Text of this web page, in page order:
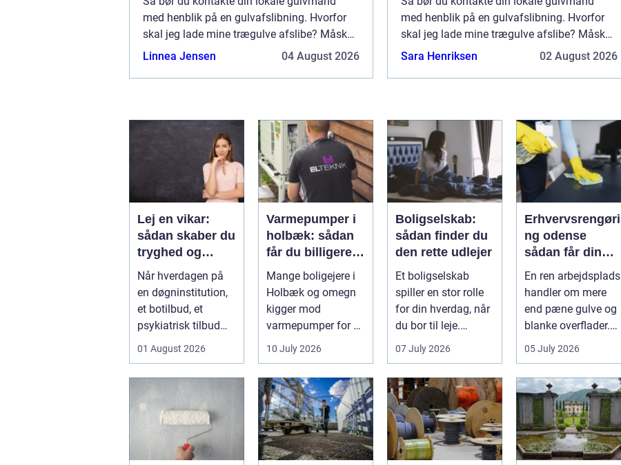
med henblik på en gulvafslibning. Hvorfor
skal jeg lade mine trægulve afslibe? Måske
tænker du at du lige så godt kan ...
Linnea Jensen 04 August 2026
med henblik på en gulvafslibning. Hvorfor
skal jeg lade mine trægulve afslibe? Måske
tænker du at du lige så godt kan ...
Sara Henriksen 02 August 2026
Lej en vikar:
sådan skaber du
tryghed og
fleksibilitet i
hverdagen
Når hverdagen på
en døgninstitution,
et botilbud, et
psykiatrisk tilbud
eller i plejen
pludselig ænd...
01 August 2026
Varmepumper i
holbæk: sådan
får du billigere
varme og bedre
indeklima
Mange boligejere i
Holbæk og omegn
kigger mod
varmepumper for at
sænke
varmeregningen og
få et sunde...
10 July 2026
Boligselskab:
sådan finder du
den rette udlejer
Et boligselskab
spiller en stor rolle
for din hverdag, når
du bor til leje.
Huslejen, vedligeh...
07 July 2026
Erhvervsrengøri
ng odense
sådan får din
virksomhed
mest værdi for
pengene
En ren arbejdsplads
handler om mere
end pæne gulve og
blanke overflader.
Det påvirker både
arbejdsmi...
05 July 2026